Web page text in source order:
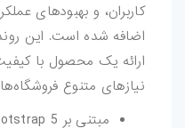
کاربران، و بهبودهای
اضافه شده است. این
ارائه یک محصول با
نیازهای متنوع
مبتنی بر Bootstrap 5